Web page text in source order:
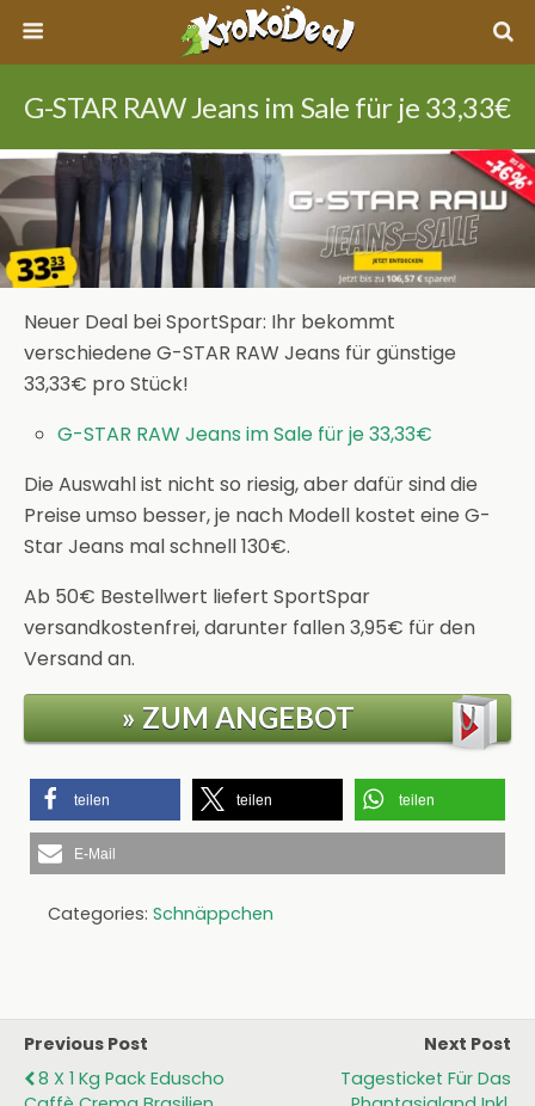
G-STAR RAW Jeans im Sale für je 33,33€
Neuer Deal bei SportSpar: Ihr bekommt
verschiedene G-STAR RAW Jeans für günstige
33,33€ pro Stück!
G-STAR RAW Jeans im Sale für je 33,33€
Die Auswahl ist nicht so riesig, aber dafür sind die
Preise umso besser, je nach Modell kostet eine G-
Star Jeans mal schnell 130€.
Ab 50€ Bestellwert liefert SportSpar
versandkostenfrei, darunter fallen 3,95€ für den
Versand an.
» ZUM ANGEBOT
teilen teilen teilen
E-Mail
Categories: Schnäppchen
Previous Post
8 X 1 Kg Pack Eduscho
Next Post
Tagesticket Für Das